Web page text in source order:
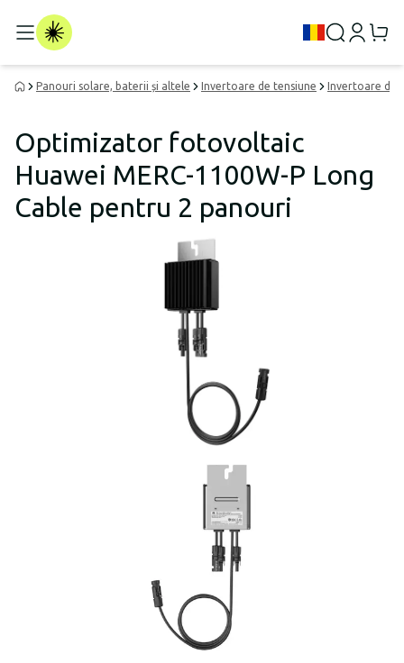
Panouri solare, baterii și altele Invertoare de tensiune Invertoare de
Optimizator fotovoltaic
Huawei MERC-1100W-P Long
Cable pentru 2 panouri